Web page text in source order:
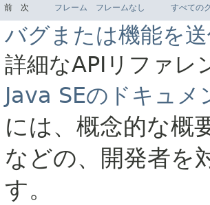
前 次 フレーム フレームなし すべての
バグまたは機能を
詳細なAPIリファレ
Java SEのドキュメ
には、概念的な概
などの、開発者を
す。